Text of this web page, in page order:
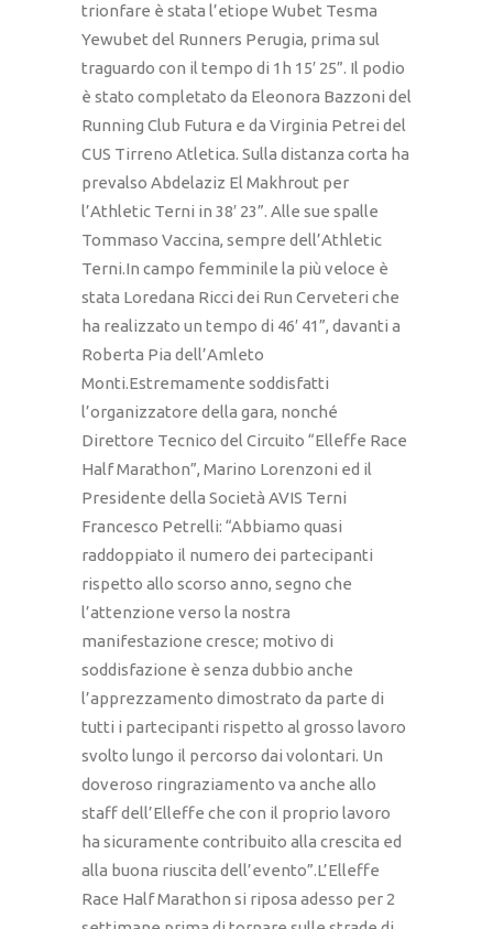
trionfare è stata l’etiope Wubet Tesma
Yewubet del Runners Perugia, prima sul
traguardo con il tempo di 1h 15′ 25”. Il podio
è stato completato da Eleonora Bazzoni del
Running Club Futura e da Virginia Petrei del
CUS Tirreno Atletica. Sulla distanza corta ha
prevalso Abdelaziz El Makhrout per
l’Athletic Terni in 38′ 23”. Alle sue spalle
Tommaso Vaccina, sempre dell’Athletic
Terni.In campo femminile la più veloce è
stata Loredana Ricci dei Run Cerveteri che
ha realizzato un tempo di 46′ 41”, davanti a
Roberta Pia dell’Amleto
Monti.Estremamente soddisfatti
l’organizzatore della gara, nonché
Direttore Tecnico del Circuito “Elleffe Race
Half Marathon”, Marino Lorenzoni ed il
Presidente della Società AVIS Terni
Francesco Petrelli: “Abbiamo quasi
raddoppiato il numero dei partecipanti
rispetto allo scorso anno, segno che
l’attenzione verso la nostra
manifestazione cresce; motivo di
soddisfazione è senza dubbio anche
l’apprezzamento dimostrato da parte di
tutti i partecipanti rispetto al grosso lavoro
svolto lungo il percorso dai volontari. Un
doveroso ringraziamento va anche allo
staff dell’Elleffe che con il proprio lavoro
ha sicuramente contribuito alla crescita ed
alla buona riuscita dell’evento”.L’Elleffe
Race Half Marathon si riposa adesso per 2